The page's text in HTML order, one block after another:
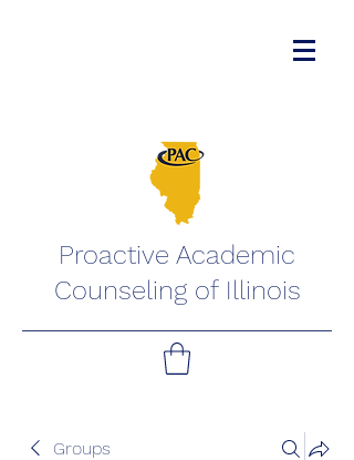
Proactive Academic
Counseling of Illinois
Groups